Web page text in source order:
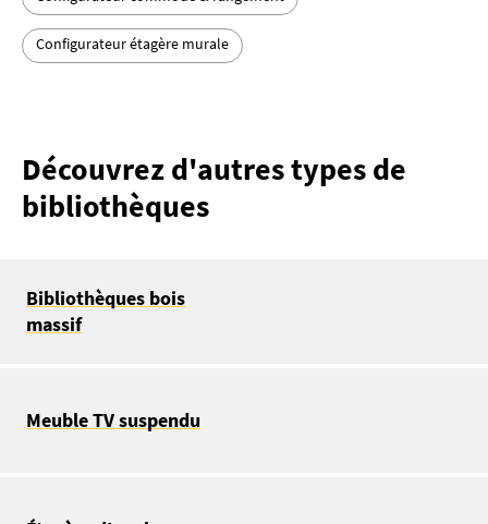
Configurateur étagère murale
Découvrez d'autres types de
bibliothèques
Bibliothèques bois
massif
Meuble TV suspendu